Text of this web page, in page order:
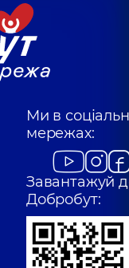
Ми в
мережах:
Завантажуй
Добробут: